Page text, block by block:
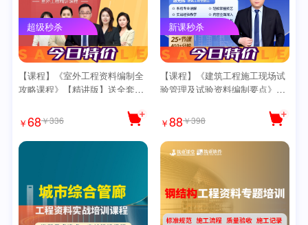
超级秒杀
【课程】《室外工程资料编制全
攻略课程》【精讲版】送全套思
￥68￥336
新课秒杀
【课程】《建筑工程施工现场试
验管理及试验资料编制要点》专
￥88￥398